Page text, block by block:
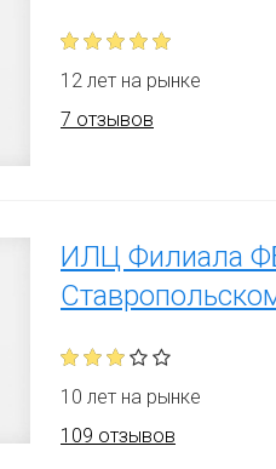
12 лет на рынке
7 отзывов
ИЛЦ Филиала
10 лет на рынке
109 отзывов